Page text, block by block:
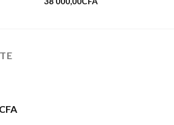
CFA